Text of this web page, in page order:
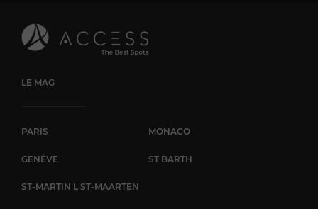
LE MAG
PARIS MONACO
GENÈVE ST BARTH
ST-MARTIN L ST-MAARTEN